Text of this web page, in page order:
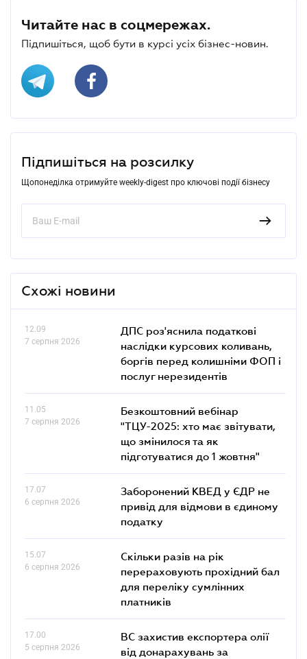
Читайте нас в соцмережах.
Підпишіться, щоб бути в курсі усіх бізнес-новин.
Підпишіться на розсилку
Щопонеділка отримуйте weekly-digest про ключові події бізнесу
Схожі новини
12.09
7 серпня 2026
ДПС роз'яснила податкові
наслідки курсових коливань,
боргів перед колишніми ФОП і
послуг нерезидентів
11.05
7 серпня 2026
Безкоштовний вебінар
"ТЦУ-2025: хто має звітувати,
що змінилося та як
підготуватися до 1 жовтня"
17.07
6 серпня 2026
Заборонений КВЕД у ЄДР не
привід для відмови в єдиному
податку
15.07
6 серпня 2026
Скільки разів на рік
перераховують прохідний бал
для переліку сумлінних
платників
17.00
5 серпня 2026
ВС захистив експортера олії
від донарахувань за